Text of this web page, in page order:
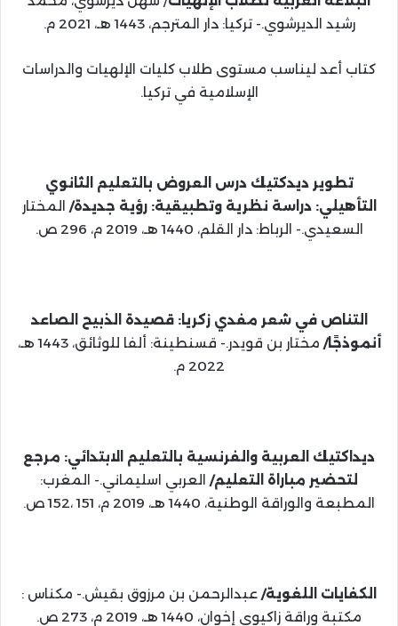
رشيد الديرشوي.- تركيا: دار المترجم، 1443 هـ، 2021 م.
كتاب أعد ليناسب مستوى طلاب كليات الإلهيات والدراسات
الإسلامية في تركيا.
تطوير ديدكتيك درس العروض بالتعليم الثانوي
التأهيلي: دراسة نظرية وتطبيقية: رؤية جديدة/ المختار
السعيدي.- الرباط: دار القلم، 1440 هـ، 2019 م، 296 ص.
التناص في شعر مفدي زكريا: قصيدة الذبيح الصاعد
أنموذجًا/
مختار بن قويدر.- قسنطينة: ألفا للوثائق، 1443 هـ،
2022 م.
ديداكتيك العربية والفرنسية بالتعليم الابتدائي: مرجع
لتحضير مباراة التعليم/ العربي اسليماني.- المغرب:
المطبعة والوراقة الوطنية، 1440 هـ، 2019 م، 151 ،152 ص.
الكفايات اللغوية/ عبدالرحمن بن مرزوق بقيش.- مكناس :
مكتبة وراقة زاكيوي إخوان، 1440 هـ، 2019 م، 273 ص.